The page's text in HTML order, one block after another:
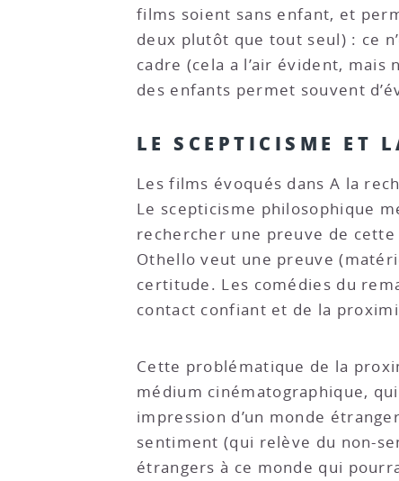
films soient sans enfant, et
deux plutôt que tout seul) : ce
cadre (cela a l’air évident, mais
des enfants permet souvent
LE SCEPTICISME ET
Les films évoqués dans A la
Le scepticisme philosophique
rechercher une preuve de
Othello veut une preuve
certitude. Les comédies du
contact confiant et de la
Cette problématique de la
médium cinématographique,
impression d’un monde
sentiment (qui relève du non-
étrangers à ce monde qui